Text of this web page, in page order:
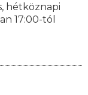
hétköznapi
17:00-tól